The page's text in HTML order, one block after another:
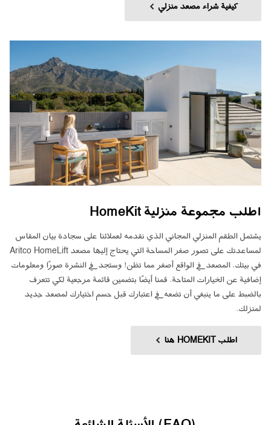
كيفية شراء مصعد منزلي
اطلب مجموعة منزلية HomeKit
يشتمل الطقم المنزلي المجاني الذي نقدمه لعملائنا على سجادة بيان المقاس
لمساعدتك على تصور صغر المساحة التي يحتاج إليها مصعد Aritco HomeLift
في بيتك. المصعد في الواقع أصغر مما تظن! وستجد في النشرة صورًا ومعلومات
إضافية عن الخيارات المتاحة. قمنا أيضًا بتضمين قائمة مرجعية لكي تتعرف
بالضبط على ما ينبغي أن تضعه في اعتبارك قبل حسم اختيارك لمصعد جديد
لمنزلك.
اطلب HOMEKIT هنا